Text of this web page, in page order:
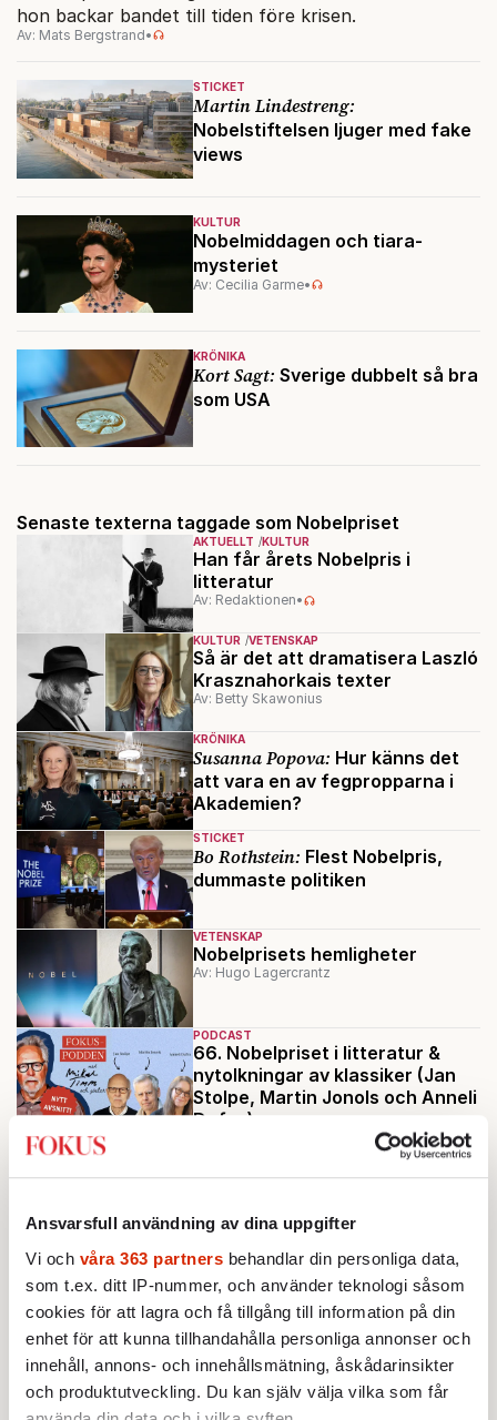
Ansvarsfull användning av dina uppgifter
Vi och våra 363 partners behandlar din personliga data,
som t.ex. ditt IP-nummer, och använder teknologi såsom
cookies för att lagra och få tillgång till information på din
enhet för att kunna tillhandahålla personliga annonser och
innehåll, annons- och innehållsmätning, åskådarinsikter
och produktutveckling. Du kan själv välja vilka som får
STICKET
Martin Lindestreng:
Nobelstiftelsen ljuger med fake
views
KULTUR
Nobelmiddagen och tiara-
mysteriet
Av: Cecilia Garme•
KRÖNIKA
Kort Sagt: Sverige dubbelt så bra
som USA
hon backar bandet till tiden före krisen.
Av: Mats Bergstrand•
Senaste texterna taggade som Nobelpriset
AKTUELLT KULTUR
Han får årets Nobelpris i
litteratur
Av: Redaktionen•
KULTUR VETENSKAP
Så är det att dramatisera Laszló
Krasznahorkais texter
Av: Betty Skawonius
KRÖNIKA
Susanna Popova: Hur känns det
att vara en av fegpropparna i
Akademien?
STICKET
Bo Rothstein: Flest Nobelpris,
dummaste politiken
VETENSKAP
Nobelprisets hemligheter
Av: Hugo Lagercrantz
PODCAST
66. Nobelpriset i litteratur &
nytolkningar av klassiker (Jan
Stolpe, Martin Jonols och Anneli
Dufva)
Först filmerna, sedan
KULTUR
Mikael Timm: Jon Fosse är
komplett obegriplig
Av: Mikael Timm
Ladda fler